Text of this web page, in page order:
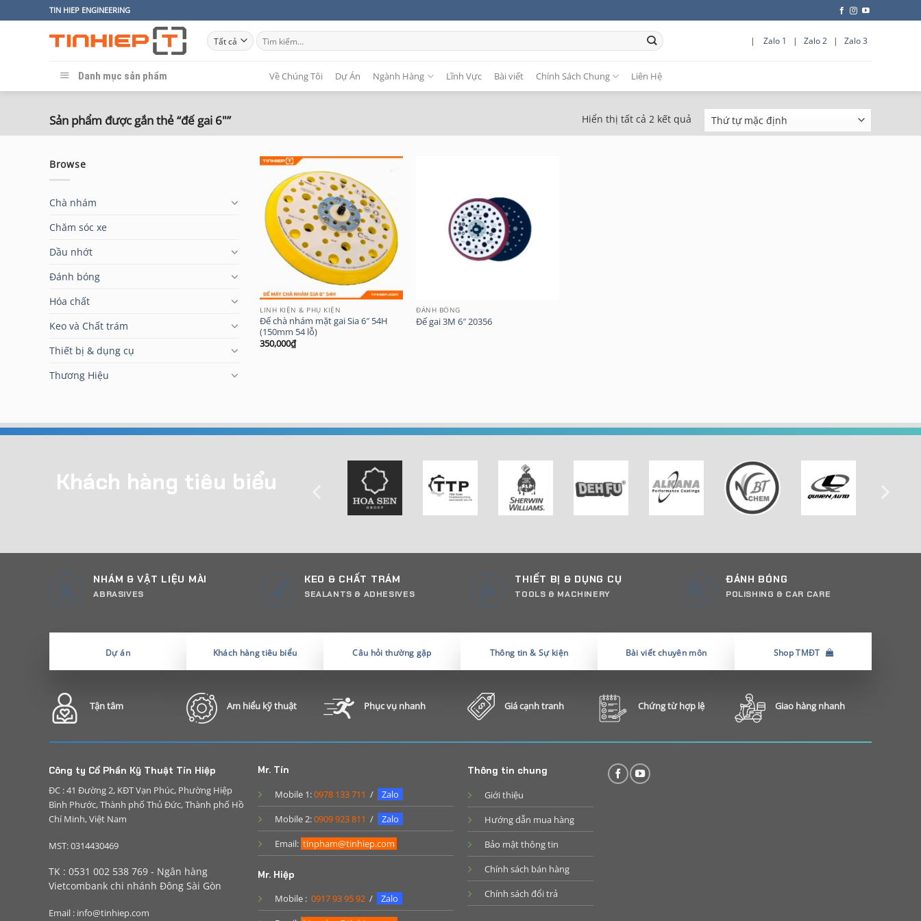
qua
TIN HIEP ENGINEERING
Tìm
kiếm:
| Zalo 1 | Zalo 2 | Zalo 3
Danh mục sản phẩm Về Chúng Tôi Dự Án Ngành Hàng Lĩnh Vực Bài viết Chính Sách Chung Liên Hệ
Sản phẩm được gắn thẻ “đế gai 6"” Hiển thị tất cả 2 kết quả
Browse
Chà nhám
Chăm sóc xe
Dầu nhớt
Đánh bóng
Hóa chất
Keo và Chất trám
Thiết bị & dụng cụ
Thương Hiệu
LINH KIỆN & PHỤ KIỆN
Đế chà nhám mặt gai Sia 6″ 54H
(150mm 54 lỗ)
350,000₫
ĐÁNH BÓNG
Đế gai 3M 6″ 20356
Khách hàng tiêu biểu
NHÁM & VẬT LIỆU MÀI
ABRASIVES
KEO & CHẤT TRÁM
SEALANTS & ADHESIVES
THIẾT BỊ & DỤNG CỤ
TOOLS & MACHINERY
ĐÁNH BÓNG
POLISHING & CAR CARE
Dự án Khách hàng tiêu biểu Câu hỏi thường gặp Thông tin & Sự kiện Bài viết chuyên môn Shop TMĐT
Tận tâm Am hiểu kỹ thuật Phục vụ nhanh Giá cạnh tranh Chứng từ hợp lệ Giao hàng nhanh
Công ty Cổ Phần Kỹ Thuật Tín Hiệp
ĐC : 41 Đường 2, KĐT Vạn Phúc, Phường Hiệp
Bình Phước, Thành phố Thủ Đức, Thành phố Hồ
Chí Minh, Việt Nam
MST: 0314430469
TK : 0531 002 538 769 - Ngân hàng
Vietcombank chi nhánh Đông Sài Gòn
Email : info@tinhiep.com
Mr. Tín
Mobile 1:0978 133 711 /
Zalo
Mobile 2:0909 923 811 /
Zalo
Email: tinpham@tinhiep.com
Mr. Hiệp
Mobile :0917 93 95 92 /
Zalo
Thông tin chung
Giới thiệu
Hướng dẫn mua hàng
Bảo mật thông tin
Chính sách bán hàng
Chính sách đổi trả